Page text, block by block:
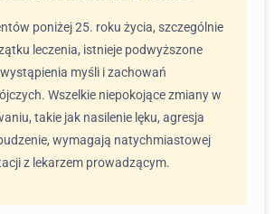
poniżej 25. roku życia, szczególnie
leczenia, istnieje podwyższone
myśli i zachowań
Wszelkie niepokojące zmiany w
takie jak nasilenie lęku, agresja
wymagają natychmiastowej
z lekarzem prowadzącym.